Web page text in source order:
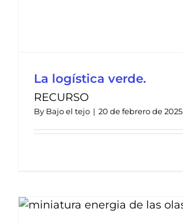
La logística verde.
RECURSO
By Bajo el tejo | 20 de febrero de 2025